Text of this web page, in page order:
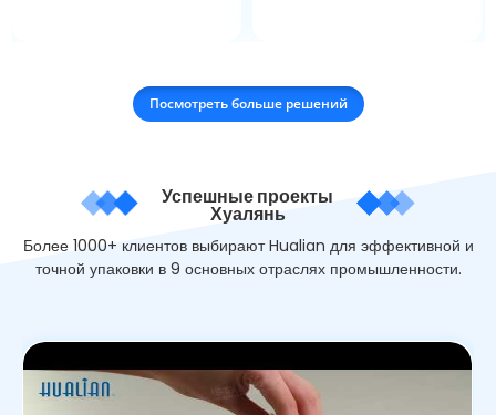
Посмотреть больше решений
Успешные проекты
Хуалянь
Более 1000+ клиентов выбирают Hualian для эффективной и
точной упаковки в 9 основных отраслях промышленности.